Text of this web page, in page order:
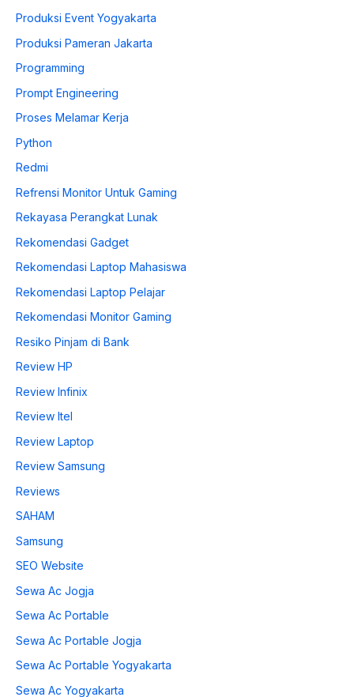
Produksi Event Yogyakarta
Produksi Pameran Jakarta
Programming
Prompt Engineering
Proses Melamar Kerja
Python
Redmi
Refrensi Monitor Untuk Gaming
Rekayasa Perangkat Lunak
Rekomendasi Gadget
Rekomendasi Laptop Mahasiswa
Rekomendasi Laptop Pelajar
Rekomendasi Monitor Gaming
Resiko Pinjam di Bank
Review HP
Review Infinix
Review Itel
Review Laptop
Review Samsung
Reviews
SAHAM
Samsung
SEO Website
Sewa Ac Jogja
Sewa Ac Portable
Sewa Ac Portable Jogja
Sewa Ac Portable Yogyakarta
Sewa Ac Yogyakarta